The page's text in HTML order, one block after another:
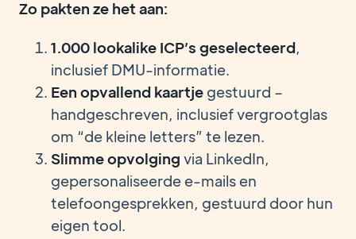
Zo pakten ze het aan:
1.000 lookalike ICP’s geselecteerd,
inclusief DMU-informatie.
Een opvallend kaartje gestuurd –
handgeschreven, inclusief vergrootglas
om “de kleine letters” te lezen.
Slimme opvolging via LinkedIn,
gepersonaliseerde e-mails en
telefoongesprekken, gestuurd door hun
eigen tool.